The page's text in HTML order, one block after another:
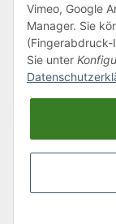
Klagenfurter
9556 Liebenfels
Montag bis
Freitag: 8:00 bis
Tel.:0043 (0) 4262
* Alle Preise inkl.
Vimeo, Google
Manager. Sie
(Fingerabdruck-
Sie unter